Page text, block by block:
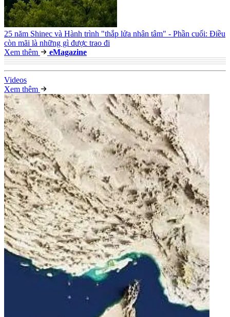
25 năm Shinec và Hành trình "thắp lửa nhân tâm" - Phần cuối: Điều
còn mãi là những gì được trao đi
Xem thêm
eMagazine
Videos
Xem thêm